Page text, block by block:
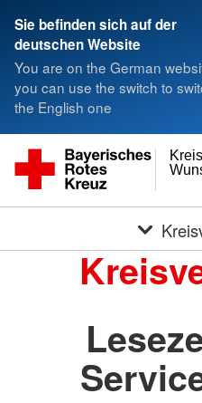
Sie befinden sich auf der
deutschen Website
You are on the German
you can use the switch to
the English one